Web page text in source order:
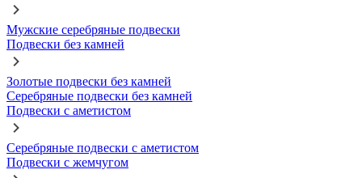
Мужские серебряные подвески
Подвески без камней
Золотые подвески без камней
Серебряные подвески без камней
Подвески с аметистом
Серебряные подвески с аметистом
Подвески с жемчугом